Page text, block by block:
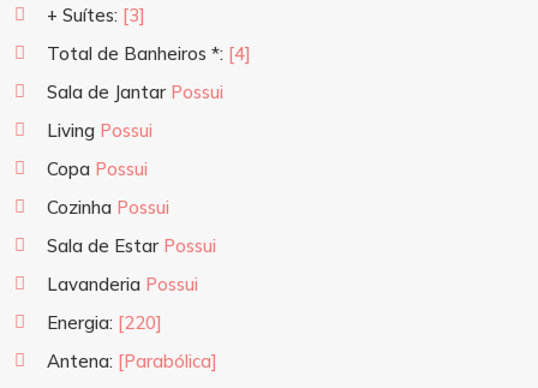
+ Suítes: [3]
Total de Banheiros *: [4]
Sala de Jantar Possui
Living Possui
Copa Possui
Cozinha Possui
Sala de Estar Possui
Lavanderia Possui
Energia: [220]
Antena: [Parabólica]